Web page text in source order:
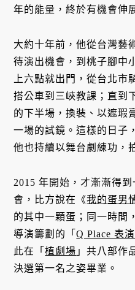
年的能量，終於有機會伸
大約十年前，他從台灣藝
待演出機會，到桃子腳中
上六點就出門，從台北市
搭公車到三峽教課；直到
的下半場，換裝、以遮瑕
一場的試鏡。這樣的日子
他也持續以舞台劇練功，
2015 年開始，才漸漸得
會，比方說在《我的蛋男
的其中一顆蛋；同一時間
導演籌劃的「Q Place 表
此在「植劇場 」共八部作
決選第一名之姿畢業。